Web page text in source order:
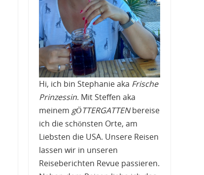
Hi, ich bin Stephanie aka Frische
Prinzessin. Mit Steffen aka
meinem gÖTTERGATTENbereise
ich die schönsten Orte, am
Liebsten die USA. Unsere Reisen
lassen wir in unseren
Reiseberichten Revue passieren.